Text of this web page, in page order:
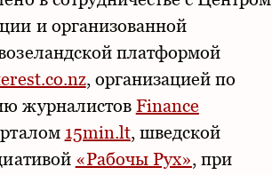
и организованной
платформой
, организацией по
журналистов Finance
15min.lt, шведской
«Рабочы Рух», при